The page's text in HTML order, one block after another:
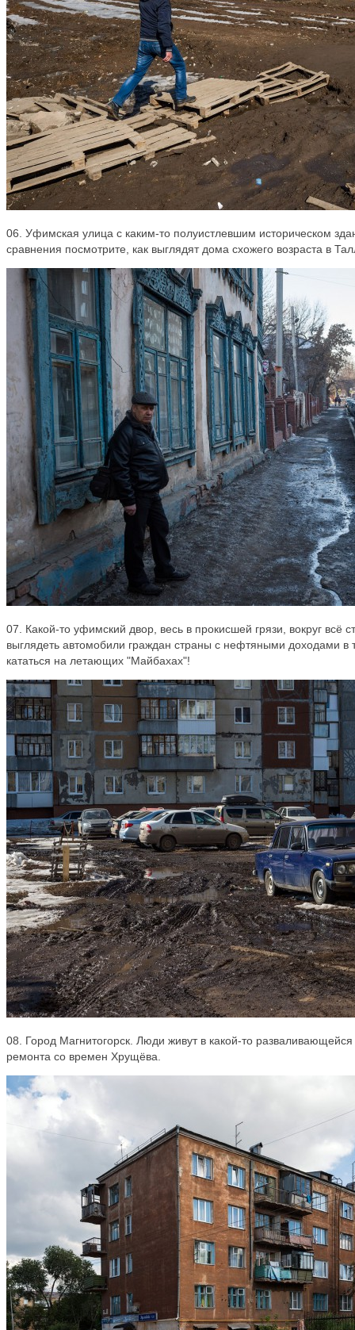
06. Уфимская улица с каким-то полуистлевшим историческом
сравнения посмотрите, как выглядят дома схожего возраста в
07. Какой-то уфимский двор, весь в прокисшей грязи, вокруг всё
выглядеть автомобили граждан страны с нефтяными доходами
кататься на летающих "Майбахах"!
08. Город Магнитогорск. Люди живут в какой-то
ремонта со времен Хрущёва.